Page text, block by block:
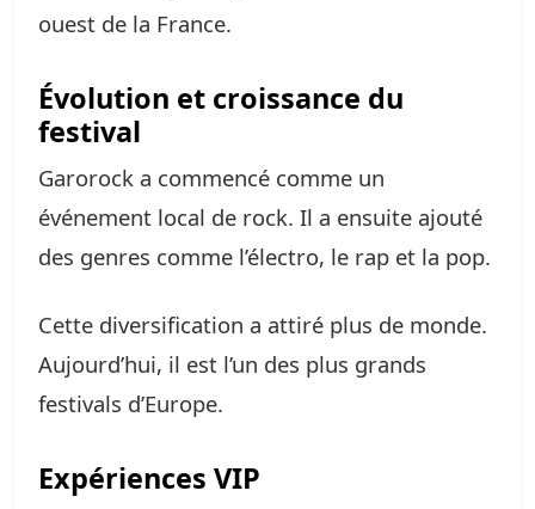
ouest de la France.
Évolution et croissance du
festival
Garorock a commencé comme un
événement local de rock. Il a ensuite ajouté
des genres comme l’électro, le rap et la pop.
Cette diversification a attiré plus de monde.
Aujourd’hui, il est l’un des plus grands
festivals d’Europe.
Expériences VIP